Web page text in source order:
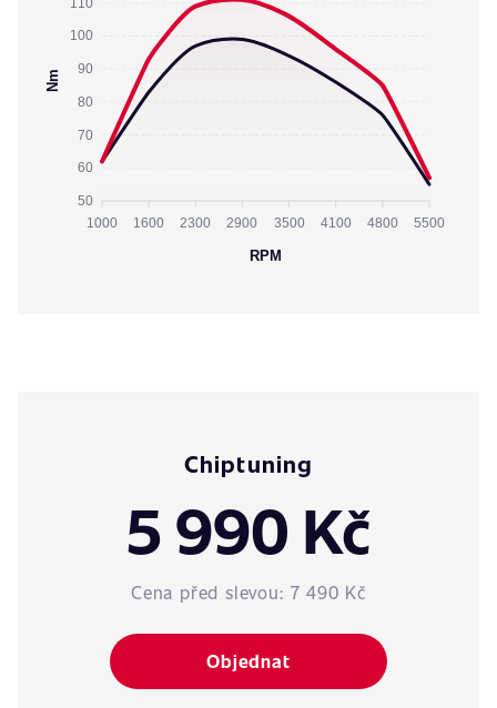
100
90
80
70
60
50
Nm
1000 1600 2300 2900 3500 4100 4800 5500
RPM
Chiptuning
5 990 Kč
Cena před slevou: 7 490 Kč
Objednat